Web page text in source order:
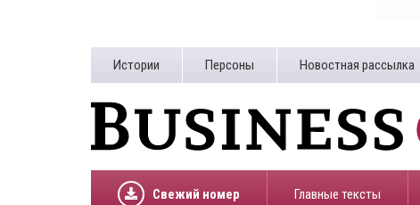
Истории Персоны Новостная рассылка
Свежий номер Главные тексты